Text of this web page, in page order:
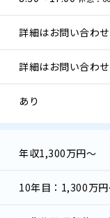
詳細はお問い合わ
詳細はお問い合わ
あり
年収1,300万円～
10年目：1,300万